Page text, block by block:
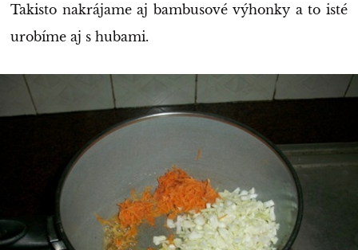
Takisto nakrájame aj bambusové výhonky a to isté
urobíme aj s hubami.